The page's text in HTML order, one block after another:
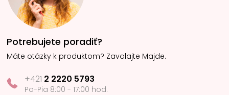
Potrebujete poradiť?
Máte otázky k produktom? Zavolajte Majde.
+421 2 2220 5793
Po-Pia 8:00 - 17:00 hod.